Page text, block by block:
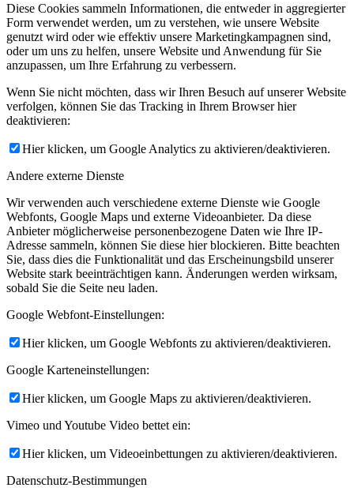
Diese Cookies sammeln Informationen, die entweder in aggregierter
Form verwendet werden, um zu verstehen, wie unsere Website
genutzt wird oder wie effektiv unsere Marketingkampagnen sind,
oder um uns zu helfen, unsere Website und Anwendung für Sie
anzupassen, um Ihre Erfahrung zu verbessern.
Wenn Sie nicht möchten, dass wir Ihren Besuch auf unserer Website
verfolgen, können Sie das Tracking in Ihrem Browser hier
deaktivieren:
Hier klicken, um Google Analytics zu aktivieren/deaktivieren.
Andere externe Dienste
Wir verwenden auch verschiedene externe Dienste wie Google
Webfonts, Google Maps und externe Videoanbieter. Da diese
Anbieter möglicherweise personenbezogene Daten wie Ihre IP-
Adresse sammeln, können Sie diese hier blockieren. Bitte beachten
Sie, dass dies die Funktionalität und das Erscheinungsbild unserer
Website stark beeinträchtigen kann. Änderungen werden wirksam,
sobald Sie die Seite neu laden.
Google Webfont-Einstellungen:
Hier klicken, um Google Webfonts zu aktivieren/deaktivieren.
Google Karteneinstellungen:
Hier klicken, um Google Maps zu aktivieren/deaktivieren.
Vimeo und Youtube Video bettet ein:
Hier klicken, um Videoeinbettungen zu aktivieren/deaktivieren.
Datenschutz-Bestimmungen